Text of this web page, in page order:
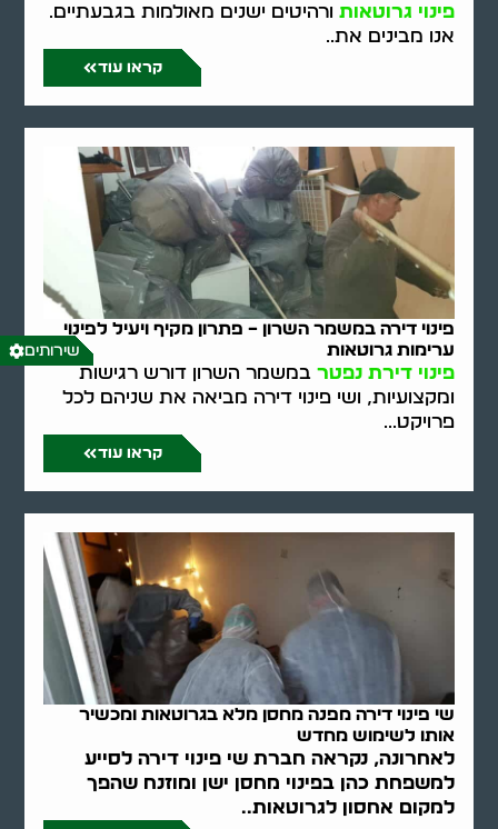
פינוי גרוטאות ורהיטים ישנים מאולמות בגבעתיים.
אנו מבינים את..
קראו עוד
פינוי דירה במשמר השרון – פתרון מקיף ויעיל לפינוי
ערימות גרוטאות
פינוי דירת נפטר במשמר השרון דורש רגישות
ומקצועיות, ושי פינוי דירה מביאה את שניהם לכל
פרויקט...
קראו עוד
שי פינוי דירה מפנה מחסן מלא בגרוטאות ומכשיר
אותו לשימוש מחדש
לאחרונה, נקראה חברת שי פינוי דירה לסייע
למשפחת כהן בפינוי מחסן ישן ומוזנח שהפך
למקום אחסון לגרוטאות..
שירותים